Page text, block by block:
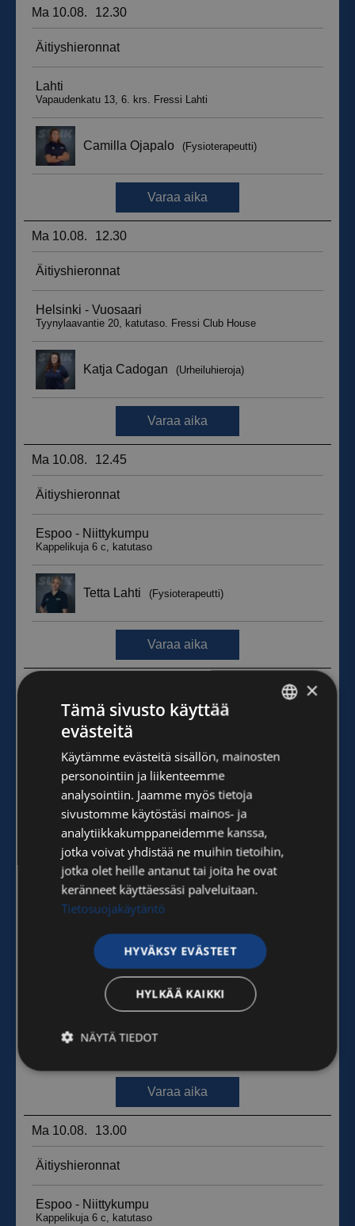
ENGLISH
×
Tämä sivusto käyttää
evästeitä
Käytämme evästeitä sisällön, mainosten
personointiin ja liikenteemme
analysointiin. Jaamme myös tietoja
sivustomme käytöstäsi mainos- ja
analytiikkakumppaneidemme kanssa,
jotka voivat yhdistää ne muihin tietoihin,
jotka olet heille antanut tai joita he ovat
keränneet käyttäessäsi palveluitaan.
Tietosuojakäytäntö
HYVÄKSY EVÄSTEET
HYLKÄÄ KAIKKI
NÄYTÄ TIEDOT
Ehdottomasti
välttämättömät
Suorituskyvylliset
Kohdentavat Toiminnalliset
Luokittelemattomat